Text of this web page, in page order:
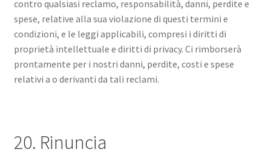
contro qualsiasi reclamo, responsabilità, danni, perdite e
spese, relative alla sua violazione di questi termini e
condizioni, e le leggi applicabili, compresi i diritti di
proprietà intellettuale e diritti di privacy. Ci rimborserà
prontamente per i nostri danni, perdite, costi e spese
relativi a o derivanti da tali reclami.
20. Rinuncia